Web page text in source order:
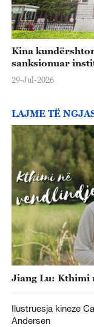
Kina
sanksionuar
29-Jul-2026
LAJME TË
Jiang Lu: Kthimi
Ilustruesja kineze
Andersen